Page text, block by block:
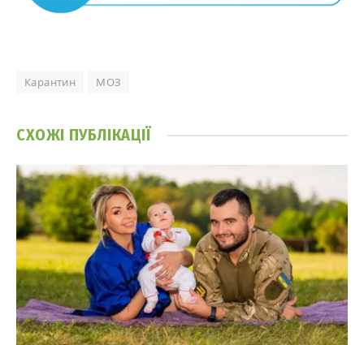
Карантин МОЗ
СХОЖІ ПУБЛІКАЦІЇ